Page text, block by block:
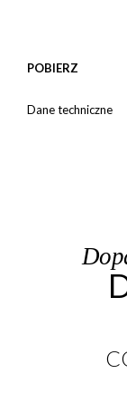
POBIERZ
Dane techniczne